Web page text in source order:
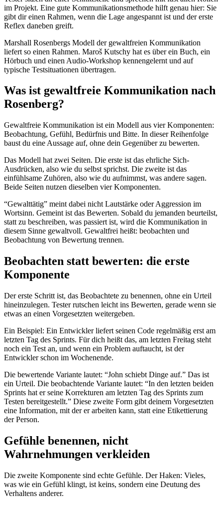
im Projekt. Eine gute Kommunikationsmethode hilft genau hier: Sie
gibt dir einen Rahmen, wenn die Lage angespannt ist und der erste
Reflex daneben greift.
Marshall Rosenbergs Modell der gewaltfreien Kommunikation
liefert so einen Rahmen. Maroš Kutschy hat es über ein Buch, ein
Hörbuch und einen Audio-Workshop kennengelernt und auf
typische Testsituationen übertragen.
Was ist gewaltfreie Kommunikation nach
Rosenberg?
Gewaltfreie Kommunikation ist ein Modell aus vier Komponenten:
Beobachtung, Gefühl, Bedürfnis und Bitte. In dieser Reihenfolge
baust du eine Aussage auf, ohne dein Gegenüber zu bewerten.
Das Modell hat zwei Seiten. Die erste ist das ehrliche Sich-
Ausdrücken, also wie du selbst sprichst. Die zweite ist das
einfühlsame Zuhören, also wie du aufnimmst, was andere sagen.
Beide Seiten nutzen dieselben vier Komponenten.
“Gewalttätig” meint dabei nicht Lautstärke oder Aggression im
Wortsinn. Gemeint ist das Bewerten. Sobald du jemanden beurteilst,
statt zu beschreiben, was passiert ist, wird die Kommunikation in
diesem Sinne gewaltvoll. Gewaltfrei heißt: beobachten und
Beobachtung von Bewertung trennen.
Beobachten statt bewerten: die erste
Komponente
Der erste Schritt ist, das Beobachtete zu benennen, ohne ein Urteil
hineinzulegen. Tester rutschen leicht ins Bewerten, gerade wenn sie
etwas an einen Vorgesetzten weitergeben.
Ein Beispiel: Ein Entwickler liefert seinen Code regelmäßig erst am
letzten Tag des Sprints. Für dich heißt das, am letzten Freitag steht
noch ein Test an, und wenn ein Problem auftaucht, ist der
Entwickler schon im Wochenende.
Die bewertende Variante lautet: “John schiebt Dinge auf.” Das ist
ein Urteil. Die beobachtende Variante lautet: “In den letzten beiden
Sprints hat er seine Korrekturen am letzten Tag des Sprints zum
Testen bereitgestellt.” Diese zweite Form gibt deinem Vorgesetzten
eine Information, mit der er arbeiten kann, statt eine Etikettierung
der Person.
Gefühle benennen, nicht
Wahrnehmungen verkleiden
Die zweite Komponente sind echte Gefühle. Der Haken: Vieles,
was wie ein Gefühl klingt, ist keins, sondern eine Deutung des
Verhaltens anderer.